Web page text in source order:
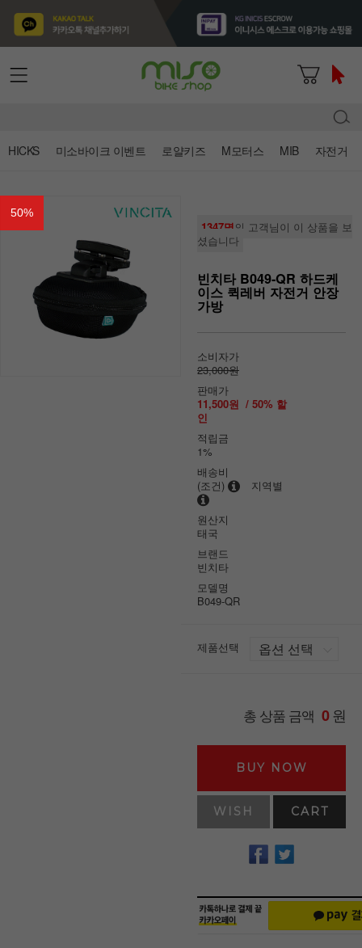
HICKS 미소바이크 이벤트 로얄키즈 M모터스 MIB 자전거
50%
1347명의 고객님이 이 상품을 보
셨습니다
빈치타 B049-QR 하드케
이스 퀵레버 자전거 안장
가방
소비자가
23,000원
판매가
11,500원 / 50% 할
인
적립금
1%
배송비
(조건)
지역별
원산지
태국
브랜드
빈치타
모델명
B049-QR
제품선택
총 상품 금액 0원
BUY NOW
WISH CART